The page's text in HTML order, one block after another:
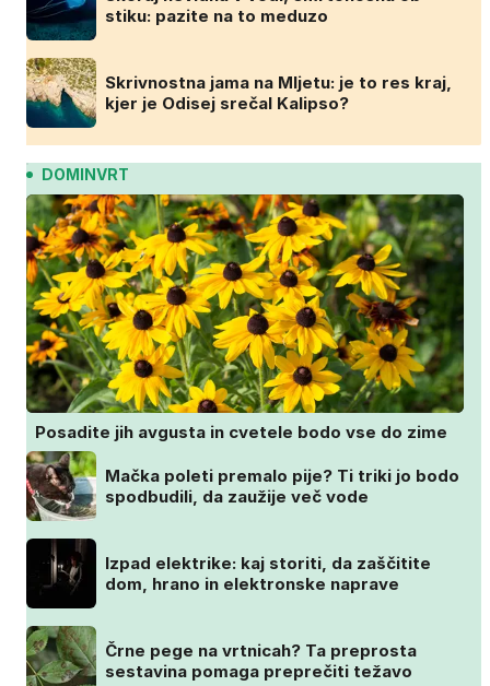
stiku: pazite na to meduzo
Skrivnostna jama na Mljetu: je to res kraj,
kjer je Odisej srečal Kalipso?
DOMINVRT
Posadite jih avgusta in cvetele bodo vse do zime
Mačka poleti premalo pije? Ti triki jo bodo
spodbudili, da zaužije več vode
Izpad elektrike: kaj storiti, da zaščitite
dom, hrano in elektronske naprave
Črne pege na vrtnicah? Ta preprosta
sestavina pomaga preprečiti težavo